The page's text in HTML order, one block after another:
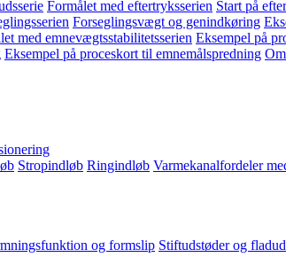
Formålet med eftertryksserien Start på
Forseglingsvægt og genindkøring
med emnevægtsstabilitetsserien Eksempel på
Eksempel på proceskort til emnemålspredning
Stropindløb Ringindløb Varmekanalfordeler
og formslip Stiftudstøder og